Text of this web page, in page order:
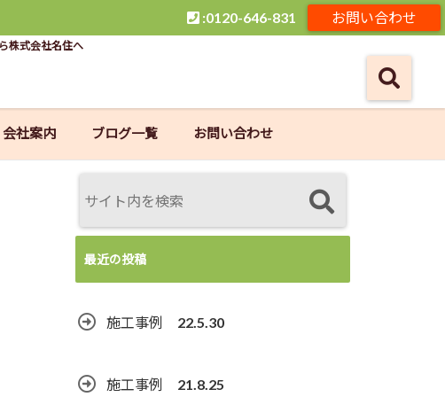
お問い合わせ
:0120-646-831
株式会社名住へ
会社案内 ブログ一覧 お問い合わせ
最近の投稿
施工事例 22.5.30
施工事例 21.8.25